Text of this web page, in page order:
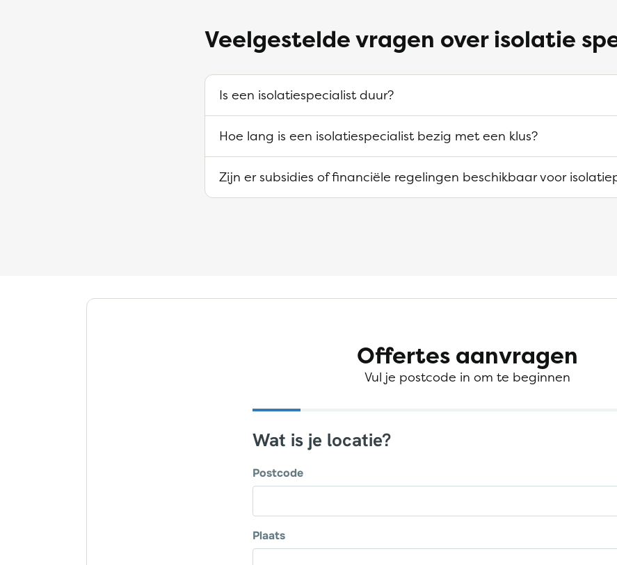
Veelgestelde vragen over isolatie
Is een isolatiespecialist duur?
Hoe lang is een isolatiespecialist bezig met een klus?
Zijn er subsidies of financiële regelingen beschikbaar voor
Offertes aanvragen
Vul je postcode in om te beginnen